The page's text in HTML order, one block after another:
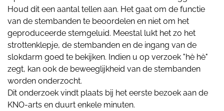
Houd dit een aantal tellen aan. Het gaat om de functie
van de stembanden te beoordelen en niet om het
geproduceerde stemgeluid. Meestal lukt het zo het
strottenklepje, de stembanden en de ingang van de
slokdarm goed te bekijken. Indien u op verzoek "hè hè"
zegt, kan ook de beweeglijkheid van de stembanden
worden onderzocht.
Dit onderzoek vindt plaats bij het eerste bezoek aan de
KNO-arts en duurt enkele minuten.